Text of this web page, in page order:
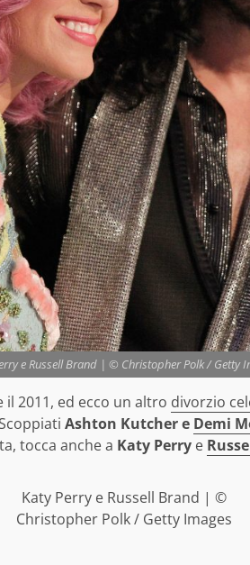
e Russell Brand | © Christopher Polk / Getty
2011, ed ecco un altro divorzio
Ashton Kutcher e Demi
tocca anche a Katy Perry e
Katy Perry e Russell Brand | ©
Christopher Polk / Getty Images